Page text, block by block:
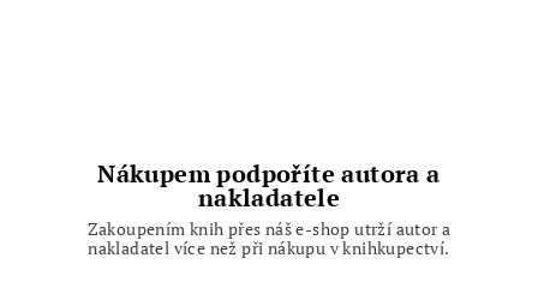
Nákupem podpoříte autora a
nakladatele
Zakoupením knih přes náš e-shop utrží autor a
nakladatel více než při nákupu v knihkupectví.